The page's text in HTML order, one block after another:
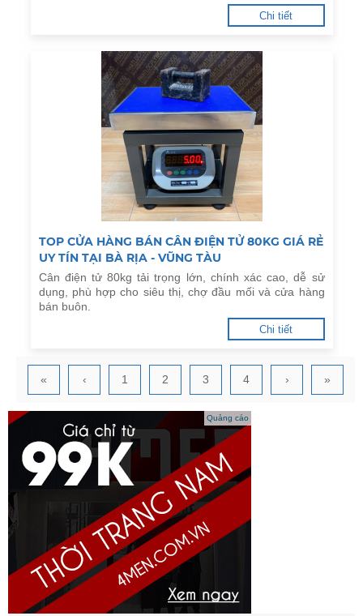
Chi tiết
TOP CỬA HÀNG BÁN CÂN ĐIỆN TỬ 80KG GIÁ RẺ
UY TÍN TẠI BÀ RỊA - VŨNG TÀU
Cân điện tử 80kg tải trọng lớn, chính xác cao, dễ sử
dụng, phù hợp cho siêu thị, chợ đầu mối và cửa hàng
bán buôn.
Chi tiết
« ‹ 1 2 3 4 › »
Quảng cáo